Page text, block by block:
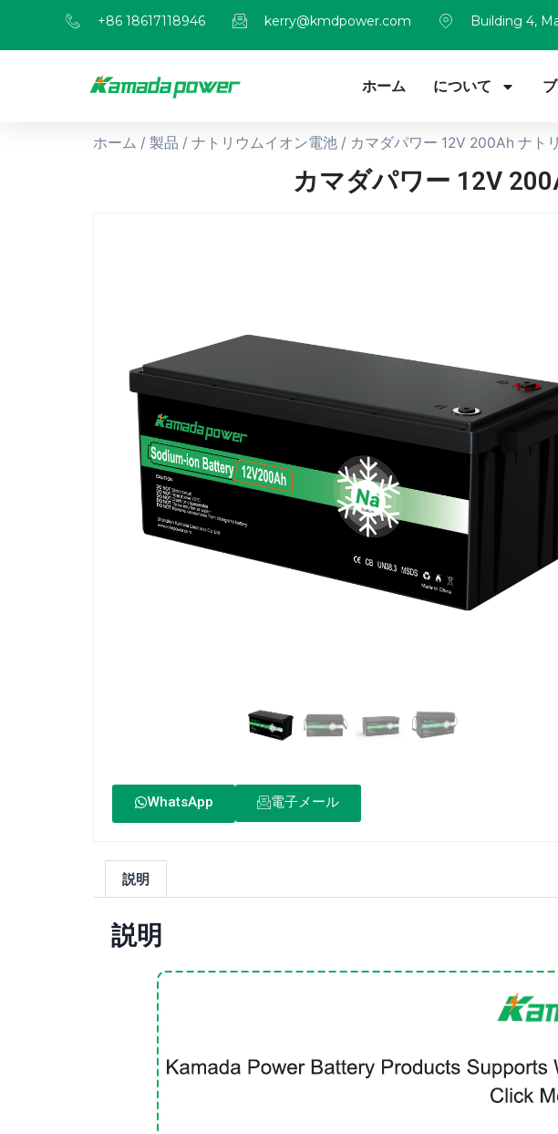
+86 18617118946 kerry@kmdpower.com Building 4,
ホーム について
ホーム / 製品 / ナトリウムイオン電池 / カマダパワー 12V 200Ah ナト
カマダパワー 12V
WhatsApp 電子メール
説明
説明